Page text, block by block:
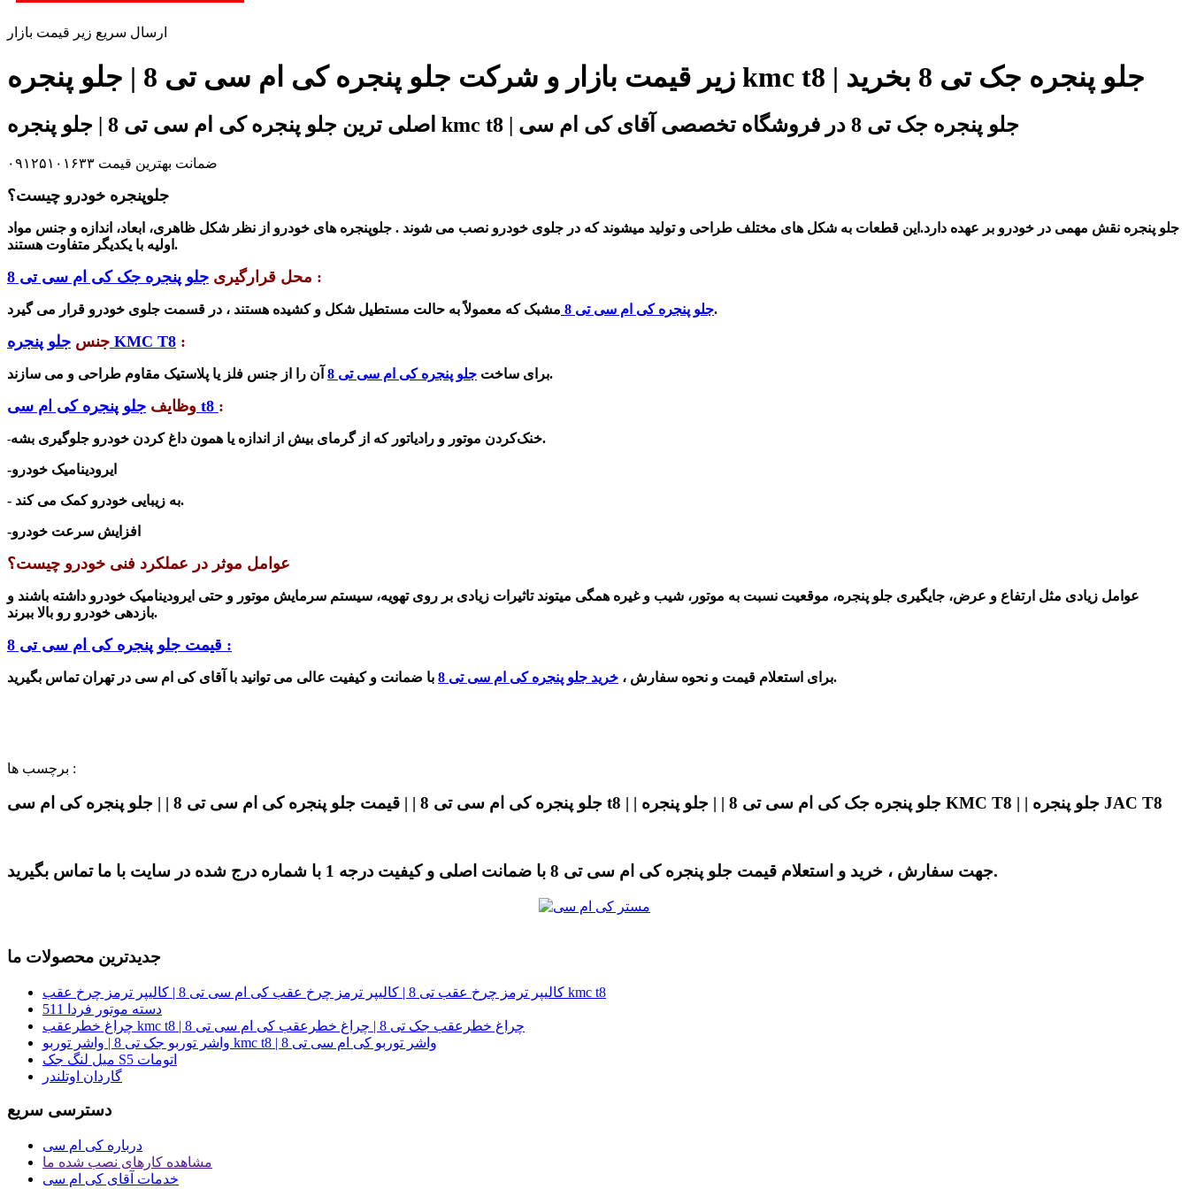
ارسال سریع زیر قیمت بازار
زیر قیمت بازار و شرکت جلو پنجره کی ام سی تی 8 | جلو پنجره kmc t8 | جلو پنجره جک تی 8 بخرید
اصلی ترین جلو پنجره کی ام سی تی 8 | جلو پنجره kmc t8 | جلو پنجره جک تی 8 در فروشگاه تخصصی آقای کی ام سی
ضمانت بهترین قیمت ۰۹۱۲۵۱۰۱۶۳۳
جلوپنجره خودرو چیست؟
جلو پنجره نقش مهمی در خودرو بر عهده دارد.این قطعات به شکل های مختلف طراحی و تولید میشوند که در جلوی خودرو نصب می شوند . جلوپنجره های خودرو از نظر شکل ظاهری، ابعاد، اندازه و جنس مواد
اولیه با یکدیگر متفاوت هستند.
محل قرارگیری جلو پنجره جک کی ام سی تی 8 :
جلو پنجره کی ام سی تی 8مشبک که معمولاً به حالت مستطیل شکل و کشیده هستند ، در قسمت جلوی خودرو قرار می گیرد.
جنس جلو پنجره KMC T8 :
برای ساخت جلو پنجره کی ام سی تی 8 آن را از جنس فلز یا پلاستیک مقاوم طراحی و می سازند.
وظایف جلو پنجره کی ام سی t8 :
- خنک‌کردن موتور و رادیاتور که از گرمای بیش از اندازه یا همون داغ کردن خودرو جلوگیری بشه.
- به زیبایی خودرو کمک می کند.
-افزایش سرعت خودرو
عوامل موثر در عملکرد فنی خودرو چیست؟
عوامل زیادی مثل ارتفاع و عرض، جایگیری جلو پنجره، موقعیت نسبت به موتور، شیب و غیره همگی میتوند تاثیر‌ات زیادی بر روی تهویه، سیستم سرمایش موتور و حتی ایرودینامیک خودرو داشته باشند و
بازدهی خودرو رو بالا ببرند.
قیمت جلو پنجره کی ام سی تی 8 :
برای استعلام قیمت و نحوه سفارش ، خرید جلو پنجره کی ام سی تی 8 با ضمانت و کیفیت عالی می توانید با آقای کی ام سی در تهران تماس بگیرید.
برچسب ها :
جلو پنجره کی ام سی تی 8 | | قیمت جلو پنجره کی ام سی تی 8 | | جلو پنجره کی ام سی t8 | | جلو پنجره جک کی ام سی تی 8 | | جلو پنجره KMC T8 | | جلو پنجره JAC T8
جهت سفارش ، خرید و استعلام قیمت جلو پنجره کی ام سی تی 8 با ضمانت اصلی و کیفیت درجه 1 با شماره درج شده در سایت با ما تماس بگیرید.
جدیدترین محصولات ما
کالیپر ترمز چرخ عقب تی 8 | کالیپر ترمز چرخ عقب کی ام سی تی 8 | کالیپر ترمز چرخ عقب kmc t8
دسته موتور فردا 511
چراغ خطرعقب kmc t8 | چراغ خطرعقب جک تی 8 | چراغ خطرعقب کی ام سی تی 8
واشر توربو جک تی 8 | واشر توربو kmc t8 | واشر توربو کی ام سی تی 8
میل لنگ جک S5 اتومات
گاردان اوتلندر
دسترسی سریع
درباره کی ام سی
مشاهده کارهای نصب شده ما
خدمات آقای کی ام سی